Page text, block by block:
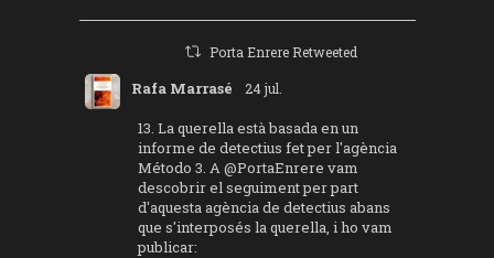
Porta Enrere Retweeted
Rafa Marrasé 24 jul.
13. La querella està basada en un
informe de detectius fet per l'agència
Método 3. A@PortaEnrere vam
descobrir el seguiment per part
d'aquesta agència de detectius abans
que s'interposés la querella, i ho vam
publicar: